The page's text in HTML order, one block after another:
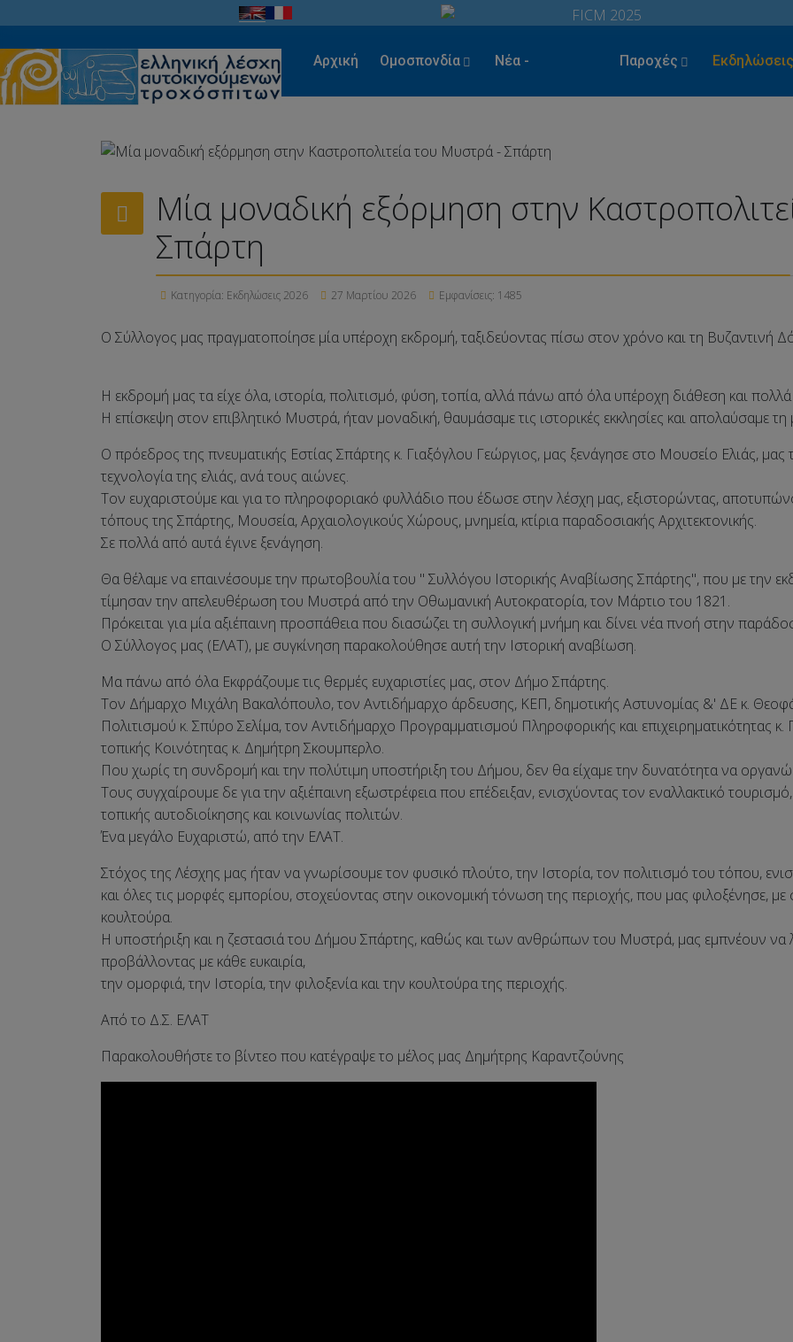
Αρχική Ομοσπονδία Νέα - Παροχές Εκδηλώσεις
Μία μοναδική εξόρμηση στην
Σπάρτη
Κατηγορία: Εκδηλώσεις 2026 27 Μαρτίου 2026 Εμφανίσεις: 1485
Ο Σύλλογος μας πραγματοποίησε μία υπέροχη εκδρομή, ταξιδεύοντας πίσω στον χρόνο και τη Βυζαντινή
Η εκδρομή μας τα είχε όλα, ιστορία, πολιτισμό, φύση, τοπία, αλλά πάνω από όλα υπέροχη διάθεση και
Η επίσκεψη στον επιβλητικό Μυστρά, ήταν μοναδική, θαυμάσαμε τις ιστορικές εκκλησίες και απολαύσαμε
Ο πρόεδρος της πνευματικής Εστίας Σπάρτης κ. Γιαξόγλου Γεώργιος, μας ξενάγησε στο Μουσείο Ελιάς, μας
τεχνολογία της ελιάς, ανά τους αιώνες.
Τον ευχαριστούμε και για το πληροφοριακό φυλλάδιο που έδωσε στην λέσχη μας, εξιστορώντας,
τόπους της Σπάρτης, Μουσεία, Αρχαιολογικούς Χώρους, μνημεία, κτίρια παραδοσιακής Αρχιτεκτονικής.
Σε πολλά από αυτά έγινε ξενάγηση.
Θα θέλαμε να επαινέσουμε την πρωτοβουλία του " Συλλόγου Ιστορικής Αναβίωσης Σπάρτης", που με την
τίμησαν την απελευθέρωση του Μυστρά από την Οθωμανική Αυτοκρατορία, τον Μάρτιο του 1821.
Πρόκειται για μία αξιέπαινη προσπάθεια που διασώζει τη συλλογική μνήμη και δίνει νέα πνοή στην
Ο Σύλλογος μας (ΕΛΑΤ), με συγκίνηση παρακολούθησε αυτή την Ιστορική αναβίωση.
Μα πάνω από όλα Εκφράζουμε τις θερμές ευχαριστίες μας, στον Δήμο Σπάρτης.
Τον Δήμαρχο Μιχάλη Βακαλόπουλο, τον Αντιδήμαρχο άρδευσης, ΚΕΠ, δημοτικής Αστυνομίας &' ΔΕ κ.
Πολιτισμού κ. Σπύρο Σελίμα, τον Αντιδήμαρχο Προγραμματισμού Πληροφορικής και επιχειρηματικότητας
τοπικής Κοινότητας κ. Δημήτρη Σκουμπερλο.
Που χωρίς τη συνδρομή και την πολύτιμη υποστήριξη του Δήμου, δεν θα είχαμε την δυνατότητα να
Τους συγχαίρουμε δε για την αξιέπαινη εξωστρέφεια που επέδειξαν, ενισχύοντας τον εναλλακτικό
τοπικής αυτοδιοίκησης και κοινωνίας πολιτών.
Ένα μεγάλο Ευχαριστώ, από την ΕΛΑΤ.
Στόχος της Λέσχης μας ήταν να γνωρίσουμε τον φυσικό πλούτο, την Ιστορία, τον πολιτισμό του τόπου,
και όλες τις μορφές εμπορίου, στοχεύοντας στην οικονομική τόνωση της περιοχής, που μας φιλοξένησε,
κουλτούρα.
Η υποστήριξη και η ζεστασιά του Δήμου Σπάρτης, καθώς και των ανθρώπων του Μυστρά, μας εμπνέουν να
προβάλλοντας με κάθε ευκαιρία,
την ομορφιά, την Ιστορία, την φιλοξενία και την κουλτούρα της περιοχής.
Από το Δ.Σ. ΕΛΑΤ
Παρακολουθήστε το βίντεο που κατέγραψε το μέλος μας Δημήτρης Καραντζούνης